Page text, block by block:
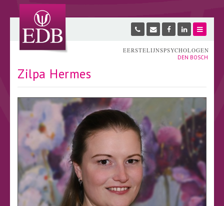
EERSTELIJNSPSYCHOLOGEN
DEN BOSCH
Zilpa Hermes